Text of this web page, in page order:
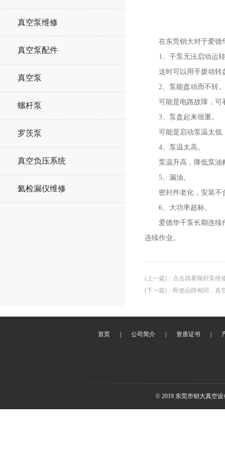
真空泵维修
真空泵配件
真空泵
螺杆泵
罗茨泵
真空负压系统
氦检漏仪维修
在东莞钥大对于爱德华
1、干泵无法启动运
这时可以用手拨动转
2、泵能盘动而不转。
可能是电路故障，可
3、泵盘起来很重。
可能是启动泵温太低
4、泵温太高。
泵温升高，降低泵油粘
5、漏油。
密封件老化，安装不合
6、大功率超标。
爱德华干泵长期连续作
连续作业。
(上一篇) ： 点击就看螺杆泵维
(下一篇) ： 即使品牌相同，真
首页 | 公司简介 | 资质证书 |
© 2019 东莞市钥大真空